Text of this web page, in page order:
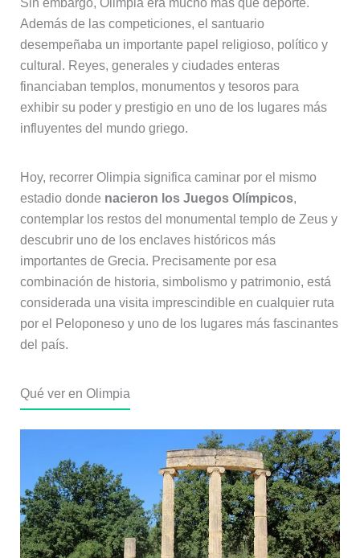
Sin embargo, Olimpia era mucho más que deporte.
Además de las competiciones, el santuario
desempeñaba un importante papel religioso, político y
cultural. Reyes, generales y ciudades enteras
financiaban templos, monumentos y tesoros para
exhibir su poder y prestigio en uno de los lugares más
influyentes del mundo griego.
Hoy, recorrer Olimpia significa caminar por el mismo
estadio donde nacieron los Juegos Olímpicos,
contemplar los restos del monumental templo de Zeus y
descubrir uno de los enclaves históricos más
importantes de Grecia. Precisamente por esa
combinación de historia, simbolismo y patrimonio, está
considerada una visita imprescindible en cualquier ruta
por el Peloponeso y uno de los lugares más fascinantes
del país.
Qué ver en Olimpia